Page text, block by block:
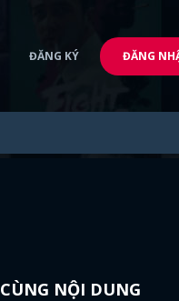
ĐĂNG KÝ ĐĂNG
CÙNG NỘI DUNG